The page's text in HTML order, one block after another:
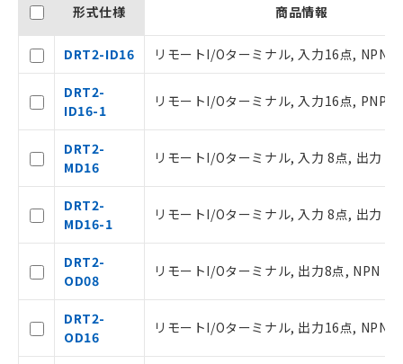
形式仕様 商品情報
DRT2-ID16 リモートI/Oターミナル, 入力16点, NPN
DRT2-
ID16-1
リモートI/Oターミナル, 入力16点, PNP
DRT2-
MD16
リモートI/Oターミナル, 入力 8点, 出力 8
DRT2-
MD16-1
リモートI/Oターミナル, 入力 8点, 出力 8
DRT2-
OD08
リモートI/Oターミナル, 出力8点, NPN
DRT2-
OD16
リモートI/Oターミナル, 出力16点, NPN
ご利用条件
以下の条件をお読みいただき、同意のうえ
ご利用ください。
本サービスは、当社制御機器事業取扱
商品の当社在庫状況および標準価格(税